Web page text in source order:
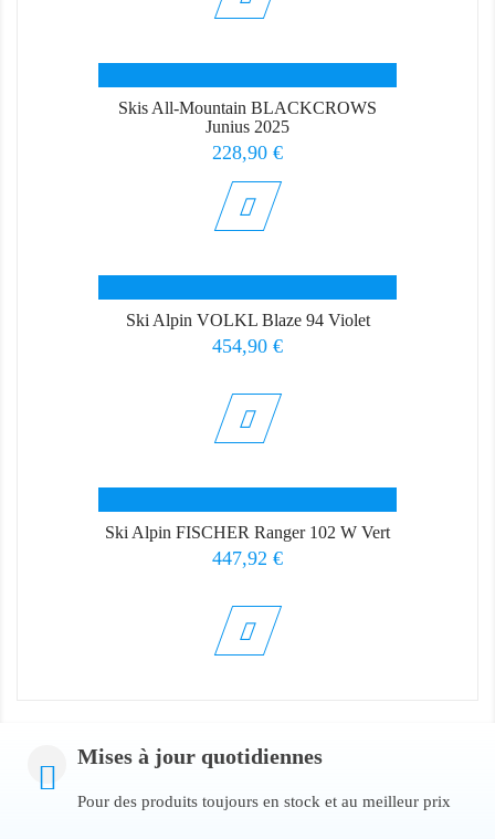
Skis All-Mountain BLACKCROWS
Junius 2025
Prix
228,90 €
Ski Alpin VOLKL Blaze 94 Violet
Prix
454,90 €
Ski Alpin FISCHER Ranger 102 W Vert
Prix
447,92 €
Mises à jour quotidiennes
Pour des produits toujours en stock et au meilleur prix